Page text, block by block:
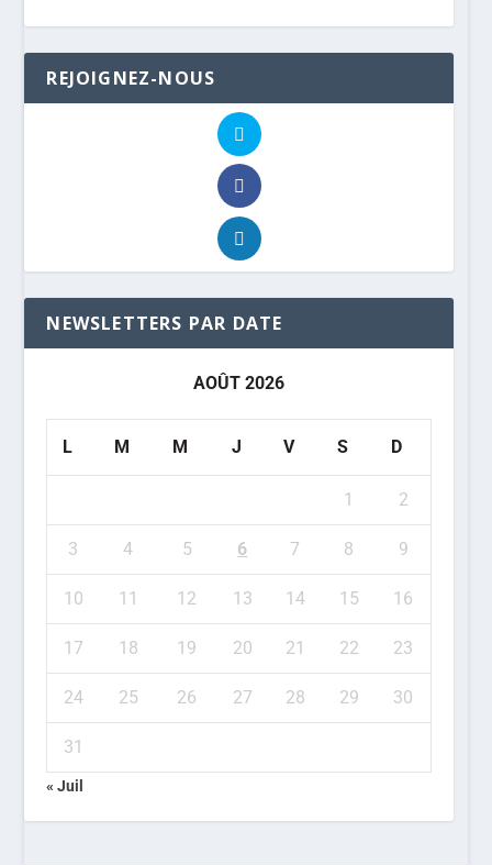
REJOIGNEZ-NOUS
NEWSLETTERS PAR DATE
AOÛT 2026
L M M J V S D
1 2
3 4 5 6 7 8 9
10 11 12 13 14 15 16
17 18 19 20 21 22 23
24 25 26 27 28 29 30
31
« Juil